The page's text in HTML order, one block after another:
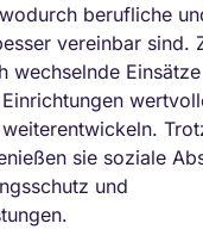
berufliche
vereinbar sind.
wechselnde Einsätze
sie soziale
und